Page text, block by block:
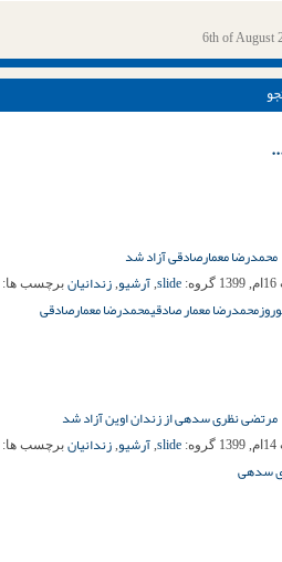
6th of August
محمدرضا معمارصادقی آزاد شد
گروه: slide
, آرشیو, زندانیان برچسب ها:
محمدرضا معمار صادقیمحمدرضا معمارصادقی
مرتضی نظری سدهی از زندان اوین آزاد شد
گروه: slide
, آرشیو, زندانیان برچسب ها:
سدهی